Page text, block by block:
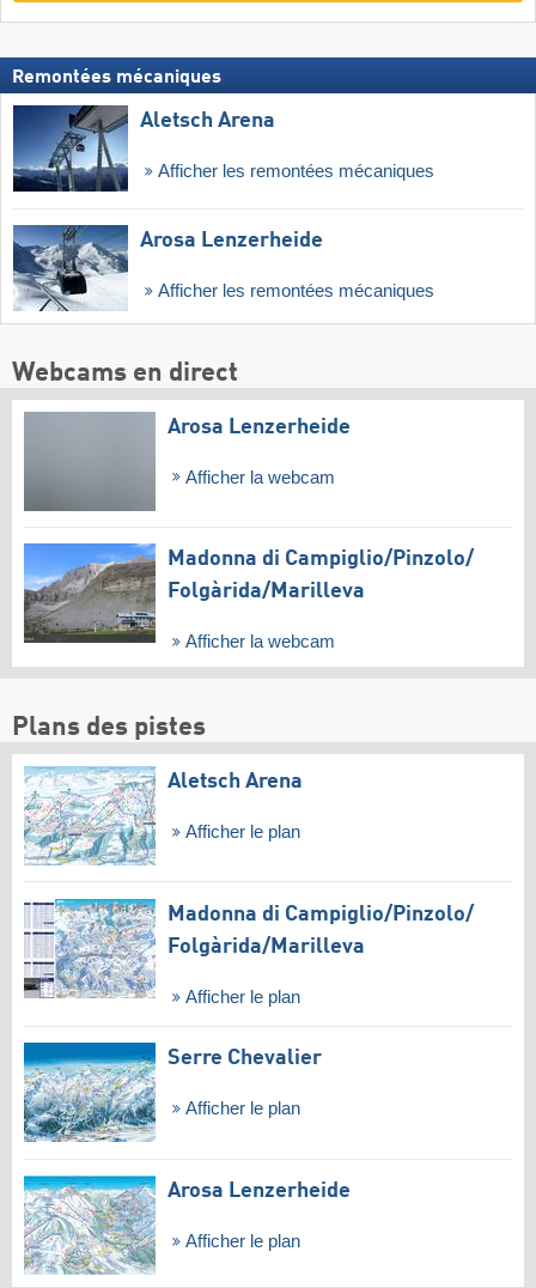
Remontées mécaniques
Aletsch Arena
Afficher les remontées mécaniques
Arosa Lenzerheide
Afficher les remontées mécaniques
Webcams en direct
Arosa Lenzerheide
Afficher la webcam
Madonna di Campiglio/​Pinzolo/​
Folgàrida/​Marilleva
Afficher la webcam
Plans des pistes
Aletsch Arena
Afficher le plan
Madonna di Campiglio/​Pinzolo/​
Folgàrida/​Marilleva
Afficher le plan
Serre Chevalier
Afficher le plan
Arosa Lenzerheide
Afficher le plan